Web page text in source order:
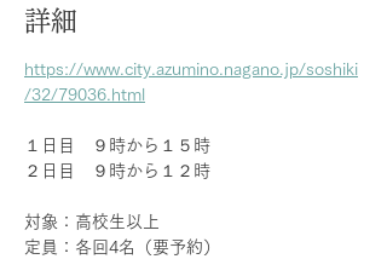
詳細
https://www.city.azumino.nagano.jp/soshiki
/32/79036.html
１日目　９時から１５時
２日目　９時から１２時
対象：高校生以上
定員：各回4名（要予約）